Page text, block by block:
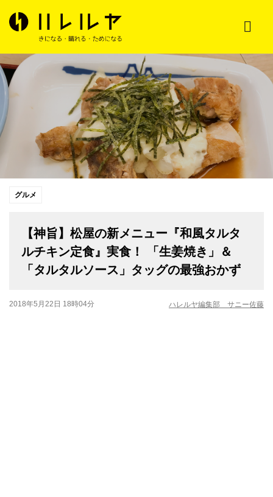
グルメ
【神旨】松屋の新メニュー『和風タルタ
ルチキン定食』実食！ 「生姜焼き」＆
「タルタルソース」タッグの最強おかず
2018年5月22日 18時04分 ハレルヤ編集部 サニー佐藤